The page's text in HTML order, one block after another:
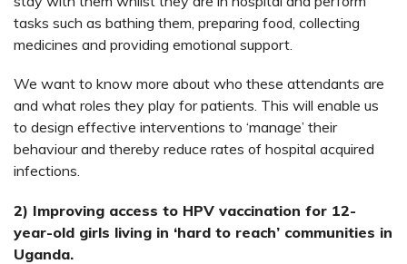
tasks such as bathing them, preparing food, collecting
medicines and providing emotional support.
We want to know more about who these attendants are
and what roles they play for patients. This will enable us
to design effective interventions to ‘manage’ their
behaviour and thereby reduce rates of hospital acquired
infections.
2) Improving access to HPV vaccination for 12-
year-old girls living in ‘hard to reach’ communities in
Uganda.